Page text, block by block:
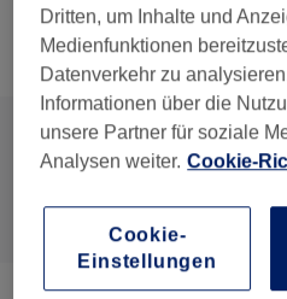
Nicht gefunden wonach du
Alle Services
Dritten, um Inhalte und
Medienfunktionen
Datenverkehr zu
Informationen über die
unsere Partner für soziale
Analysen weiter. Cookie-
Cookie-
Einstellungen